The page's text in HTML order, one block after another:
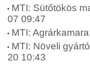
MTI: Sütőtökös
07 09:47
MTI:
MTI: Növeli
20 10:43